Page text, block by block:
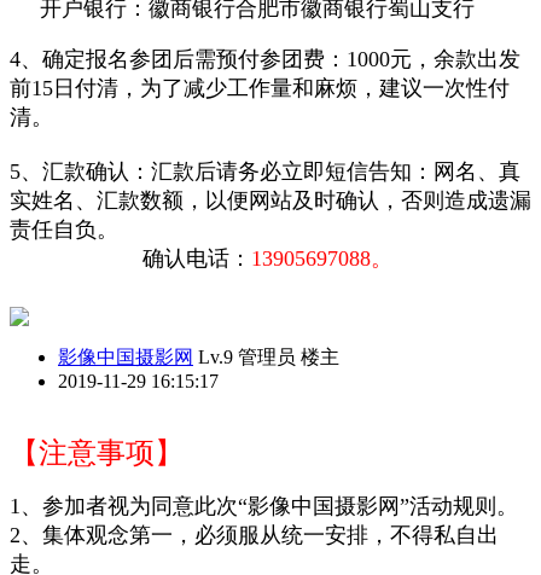
开户银行：徽商银行合肥市徽商银行蜀山支行
4、确定报名参团后需预付参团费：1000元，余款出发
前15日付清，为了减少工作量和麻烦，建议一次性付
清。
5、汇款确认：汇款后请务必立即短信告知：网名、真
实姓名、汇款数额，以便网站及时确认，否则造成遗漏
责任自负。
确认电话： 13905697088。
影像中国摄影网 Lv.9 管理员 楼主
2019-11-29 16:15:17
【注意事项】
1、参加者视为同意此次“影像中国摄影网”活动规则。
2、集体观念第一，必须服从统一安排，不得私自出
走。